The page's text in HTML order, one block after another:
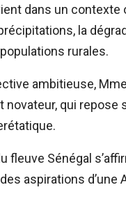
dans un
la
rurales.
ambitieuse,
qui repose
fleuve Sénégal
aspirations